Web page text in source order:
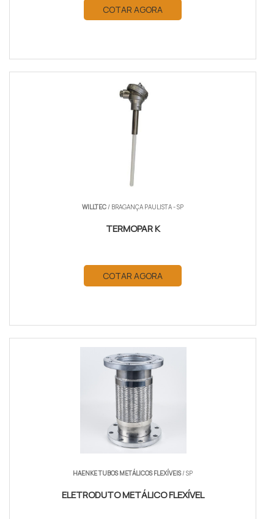
COTAR AGORA
WILLTEC/ BRAGANÇA PAULISTA - SP
TERMOPAR K
COTAR AGORA
HAENKE TUBOS METÁLICOS FLEXÍVEIS/ SP
ELETRODUTO METÁLICO FLEXÍVEL